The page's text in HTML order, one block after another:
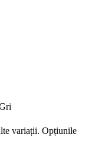
variații. Opțiunile